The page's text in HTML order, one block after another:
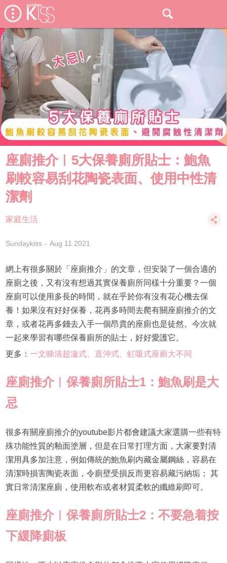
座廁推介︱5大保養廁所貼士：鮑魚
刷較容易刮花陶瓷表面、使用中性清
潔劑
家庭生活
Sundaykiss Aug 11 2021
網上有很多關於「座廁推介」的文章，但安裝了一個合適的
座廁之後，又有沒有想過其實保養廁所同樣十分重要？一個
座廁可以使用多長的時間，就在乎於你有沒有花心機去保
養！如果沒有好好保養，花再多時間去爬有關座廁推介的文
章，或者花再多錢去入手一個昂貴的座廁也是徒然。今次就
一起來學習有哪些保養廁所的貼士，好好愛護它。
更多： 一文睇清超漩式、直沖式、虹吸式座廁大不同
座廁推介︱保養廁所貼士1：鮑魚刷是大
忌
很多有關座廁推介的youtube影片都會建議大家選購一些有特
殊功能性質的釉面塗層，但是在日常打理方面，大家要對清
潔用具多加注意，例如傳統的鮑魚刷内藏金屬鋼絲，容易在
清潔時損害陶瓷表面，令廁壁受損反而更容易藏污納垢； 其
實日常清潔座廁，使用軟布或者材質柔軟的纖維刷即可。
座廁推介︱保養廁所貼士2：不要急着按
下緩降廁板